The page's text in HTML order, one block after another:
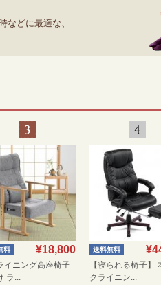
などに最適な、
料 ¥18,800
イニング高座椅子
ラ...
送料無料
【寝られる椅子】
クライニン...